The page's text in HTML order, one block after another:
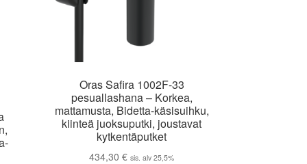
Oras Safira 1002F-33
pesuallashana – Korkea,
mattamusta, Bidetta-käsisuihku,
kiinteä juoksuputki, joustavat
kytkentäputket
434,30€ sis. alv 25,5%